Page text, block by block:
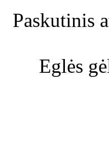
Paskutinis
Eglės